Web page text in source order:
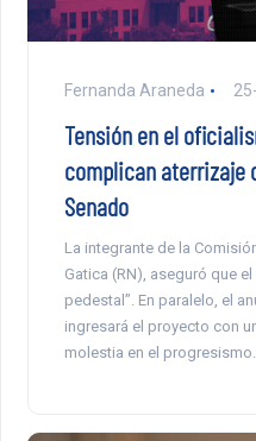
Fernanda Araneda
Tensión en el
complican aterrizaje
Senado
La integrante de la
Gatica (RN), aseguró que
pedestal”. En paralelo, el
ingresará el proyecto con
molestia en el progresismo.